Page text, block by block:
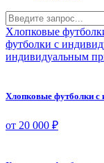
Хлопковые
футболки с
индивидуальным
Хлопковые футболки
от 20 000 ₽